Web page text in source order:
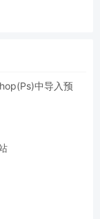
中导入预